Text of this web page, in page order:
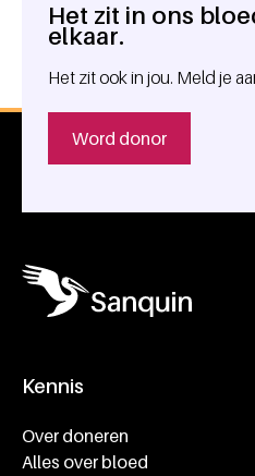
Algemene
Het zit in ons
elkaar.
Het zit ook in jou. Meld je
Word donor
Kennis
Over doneren
Alles over bloed